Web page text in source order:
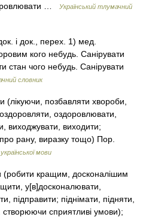
…
Український тлумачний
і док., перех. 1) мед.
кого небудь. Санірувати
стан чого небудь. Санірувати
словник
(лікуючи, позбавляти хвороби,
оздоровлювати,
виходжувати, виходити;
рану, виразку тощо) Пор.
мови
кращим, досконалішим
у[в]досконалювати,
підправити; піднімати, підняти,
створюючи сприятливі умови);